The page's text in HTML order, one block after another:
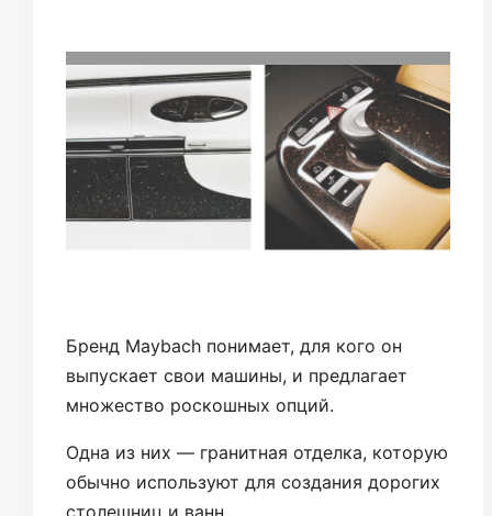
Бренд Maybach понимает, для кого он
выпускает свои машины, и предлагает
множество роскошных опций.
Одна из них — гранитная отделка, которую
обычно используют для создания дорогих
столешниц и ванн.